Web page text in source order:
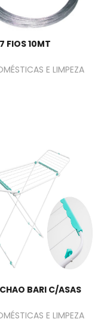
FIOS 10MT
E LIMPEZA
BARI C/ASAS
E LIMPEZA